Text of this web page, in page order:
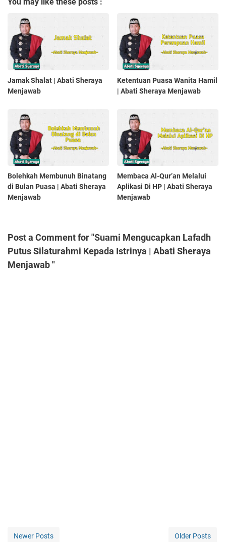
Jamak Shalat | Abati Sheraya
Menjawab
Ketentuan Puasa Wanita Hamil
| Abati Sheraya Menjawab
Bolehkah Membunuh Binatang
di Bulan Puasa | Abati Sheraya
Menjawab
Membaca Al-Qur’an Melalui
Aplikasi Di HP | Abati Sheraya
Menjawab
Post a Comment for "Suami Mengucapkan Lafadh
Putus Silaturahmi Kepada Istrinya | Abati Sheraya
Menjawab "
Newer Posts Older Posts